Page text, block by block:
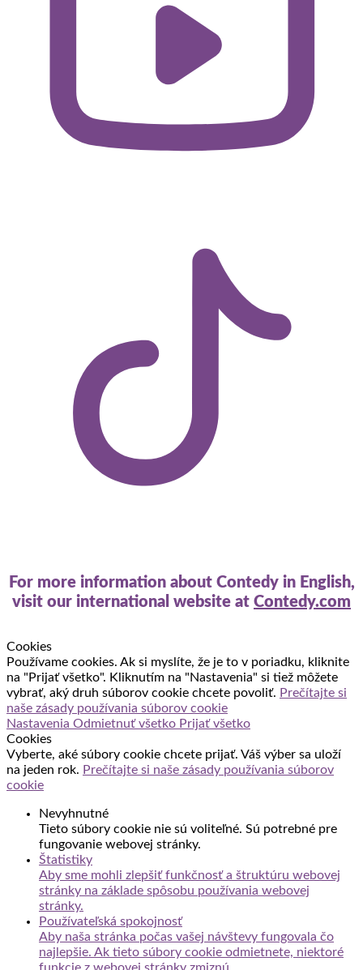
For more information about Contedy in English,
visit our international website at Contedy.com
Cookies
Používame cookies. Ak si myslíte, že je to v poriadku, kliknite
na "Prijať všetko". Kliknutím na "Nastavenia" si tiež môžete
vybrať, aký druh súborov cookie chcete povoliť. Prečítajte si
naše zásady používania súborov cookie
Nastavenia Odmietnuť všetko Prijať všetko
Cookies
Vyberte, aké súbory cookie chcete prijať. Váš výber sa uloží
na jeden rok. Prečítajte si naše zásady používania súborov
cookie
Nevyhnutné
Tieto súbory cookie nie sú voliteľné. Sú potrebné pre
fungovanie webovej stránky.
Štatistiky
Aby sme mohli zlepšiť funkčnosť a štruktúru webovej
stránky na základe spôsobu používania webovej
stránky.
Používateľská spokojnosť
Aby naša stránka počas vašej návštevy fungovala čo
najlepšie. Ak tieto súbory cookie odmietnete, niektoré